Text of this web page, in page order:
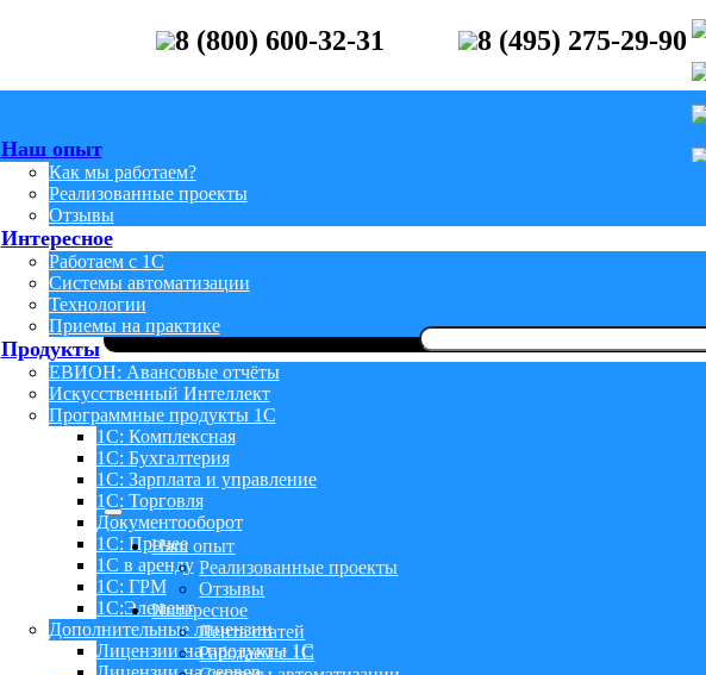
8 (800) 600-32-31 8 (495) 275-29-90
Наш опыт
Как мы работаем?
Реализованные проекты
Отзывы
Интересное
Работаем с 1С
Системы автоматизации
Технологии
Приемы на практике
Продукты
ЕВИОН: Авансовые отчёты
Искусственный Интеллект
Программные продукты 1С
1С: Комплексная
1С: Бухгалтерия
1С: Зарплата и управление
1С: Торговля
Документооборот
1С: Прочее
1С в аренду
1С: ГРМ
1С:Элемент
Дополнительные лицензии
Лицензии на продукты 1С
Найти:
Наш опыт
Реализованные проекты
Отзывы
Интересное
Лента статей
Работаем с 1С